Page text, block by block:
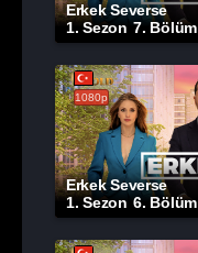
Erkek Severse
1. Sezon 7. Bölüm
1080p
Erkek Severse
1. Sezon 6. Bölüm